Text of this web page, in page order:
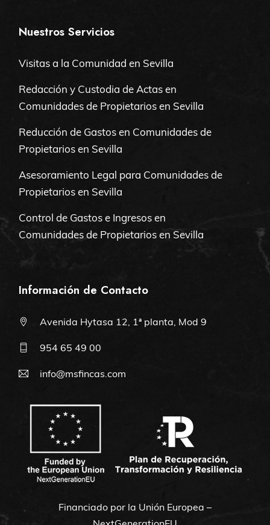
Nuestros Servicios
Visitas a la Comunidad en Sevilla
Redacción y Custodia de Actas en
Comunidades de Propietarios en Sevilla
Reducción de Gastos en Comunidades de
Propietarios en Sevilla
Asesoramiento Legal para Comunidades de
Propietarios en Sevilla
Control de Gastos e Ingresos en
Comunidades de Propietarios en Sevilla
Información de Contacto
Avenida Hytasa 12, 1ª planta, Mod 9
954 65 49 00
info@msfincas.com
Financiado por la Unión Europea –